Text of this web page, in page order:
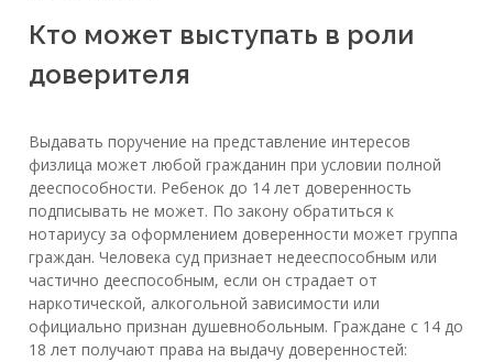
Кто может выступать в роли
доверителя
Выдавать поручение на представление интересов
физлица может любой гражданин при условии полной
дееспособности. Ребенок до 14 лет доверенность
подписывать не может. По закону обратиться к
нотариусу за оформлением доверенности может группа
граждан. Человека суд признает недееспособным или
частично дееспособным, если он страдает от
наркотической, алкогольной зависимости или
официально признан душевнобольным. Граждане с 14 до
18 лет получают права на выдачу доверенностей: